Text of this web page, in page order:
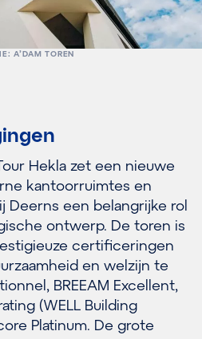
A’DAM TOREN
Hekla zet een nieuwe
kantoorruimtes en
Deerns een belangrijke rol
ontwerp. De toren is
certificeringen
en welzijn te
BREEAM Excellent,
(WELL Building
Platinum. De grote